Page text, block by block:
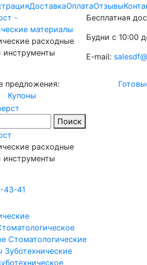
ДоставкаОплатаОтзывы
расходные
инструменты
Бесплатная
Будни с 10:00
E-mail:
предложения:
Купоны
Поиск
расходные
инструменты
43-41
Стоматологические
Зуботехнические